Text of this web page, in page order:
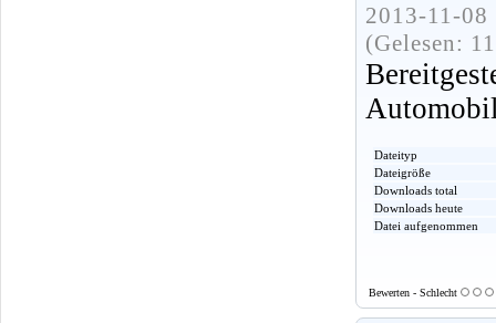
2013-11-
(Gelesen:
Dateityp
Dateigröße
Downloads total
Downloads heute
Datei aufgenommen
Bewerten - Schlecht